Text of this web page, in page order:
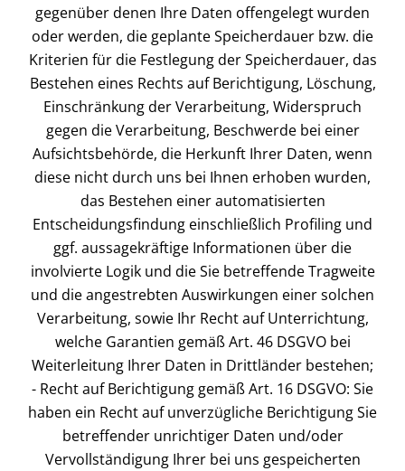
gegenüber denen Ihre Daten offengelegt wurden
oder werden, die geplante Speicherdauer bzw. die
Kriterien für die Festlegung der Speicherdauer, das
Bestehen eines Rechts auf Berichtigung, Löschung,
Einschränkung der Verarbeitung, Widerspruch
gegen die Verarbeitung, Beschwerde bei einer
Aufsichtsbehörde, die Herkunft Ihrer Daten, wenn
diese nicht durch uns bei Ihnen erhoben wurden,
das Bestehen einer automatisierten
Entscheidungsfindung einschließlich Profiling und
ggf. aussagekräftige Informationen über die
involvierte Logik und die Sie betreffende Tragweite
und die angestrebten Auswirkungen einer solchen
Verarbeitung, sowie Ihr Recht auf Unterrichtung,
welche Garantien gemäß Art. 46 DSGVO bei
Weiterleitung Ihrer Daten in Drittländer bestehen;
- Recht auf Berichtigung gemäß Art. 16 DSGVO: Sie
haben ein Recht auf unverzügliche Berichtigung Sie
betreffender unrichtiger Daten und/oder
Vervollständigung Ihrer bei uns gespeicherten